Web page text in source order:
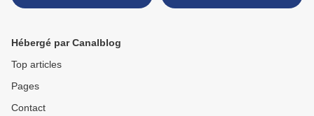
Stratagèmes de Shadow
Advance Wars >
Hébergé par Canalblog
Top articles
Pages
Contact